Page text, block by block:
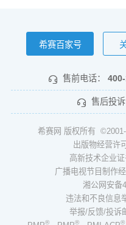
希赛百家号
售前电话：
售后投诉
希赛网 版权所有
出版物经营许
高新技术企业
广播电视节目制作
湘公网安备
违法和不良信息
举报/反馈/投诉
® ® ®